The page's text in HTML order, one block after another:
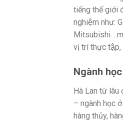
tiếng thế giới
nghiệm như:
vị trí thực tập,
Ngành
Hà Lan từ
– ngành học
hàng thủy,